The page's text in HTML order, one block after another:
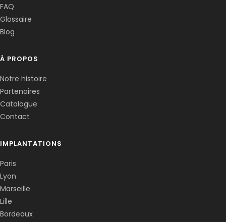
FAQ
Glossaire
Blog
À PROPOS
Notre histoire
Partenaires
Catalogue
Contact
IMPLANTATIONS
Paris
Lyon
Marseille
Lille
Bordeaux